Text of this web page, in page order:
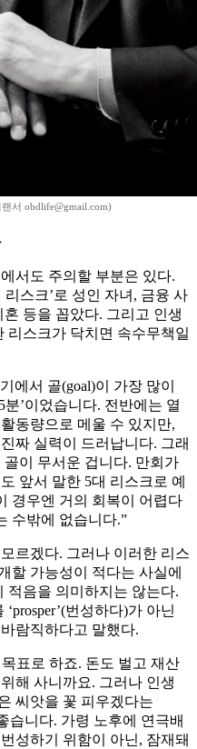
서 obdlife@gmail.com)
서도 주의할 부분은 있다.
스크’로 성인 자녀, 금융 사
등을 꼽았다. 그리고 인생
리스크가 닥치면 속수무책일
에서 골(goal)이 가장 많이
’이었습니다. 전반에는 열
동량으로 메울 수 있지만,
짜 실력이 드러납니다. 그래
이 무서운 겁니다. 만회가
앞서 말한 5대 리스크로 예
경우엔 거의 회복이 어렵다
수밖에 없습니다.”
르겠다. 그러나 이러한 리스
할 가능성이 적다는 사실에
적음을 의미하지는 않는다.
번성하다)가 아닌
람직하다고 말했다.
목표로 하죠. 돈도 벌고 재산
해 사니까요. 그러나 인생
씨앗을 꽃 피우겠다는
습니다. 가령 노후에 연극배
성하기 위함이 아닌, 잠재돼